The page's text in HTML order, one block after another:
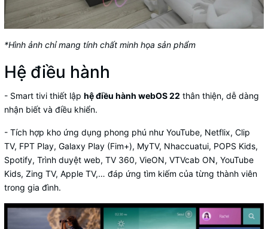
*Hình ảnh chỉ mang tính chất minh họa sản phẩm
Hệ điều hành
- Smart tivi thiết lập hệ điều hành webOS 22 thân thiện, dễ dàng
nhận biết và điều khiển.
- Tích hợp kho ứng dụng phong phú như YouTube, Netflix, Clip
TV, FPT Play, Galaxy Play (Fim+), MyTV, Nhaccuatui, POPS Kids,
Spotify, Trình duyệt web, TV 360, VieON, VTVcab ON, YouTube
Kids, Zing TV, Apple TV,… đáp ứng tìm kiếm của từng thành viên
trong gia đình.